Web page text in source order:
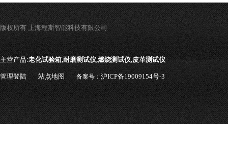
版权所有 上海程斯智能科技有限公司
主营产品:老化试验箱,耐磨测试仪,燃烧测试仪,皮革测试仪
管理登陆 站点地图 备案号：沪ICP备19009154号-3